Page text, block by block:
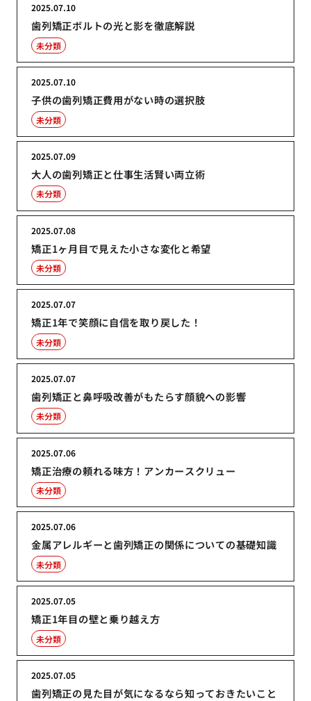
歯列矯正ボルトの光と影を徹底解説
2025.07.10
未分類
子供の歯列矯正費用がない時の選択肢
2025.07.10
未分類
大人の歯列矯正と仕事生活賢い両立術
2025.07.09
未分類
矯正1ヶ月目で見えた小さな変化と希望
2025.07.08
未分類
矯正1年で笑顔に自信を取り戻した！
2025.07.07
未分類
歯列矯正と鼻呼吸改善がもたらす顔貌への影響
2025.07.07
未分類
矯正治療の頼れる味方！アンカースクリュー
2025.07.06
未分類
金属アレルギーと歯列矯正の関係についての基礎知識
2025.07.06
未分類
矯正1年目の壁と乗り越え方
2025.07.05
未分類
歯列矯正の見た目が気になるなら知っておきたいこと
2025.07.05